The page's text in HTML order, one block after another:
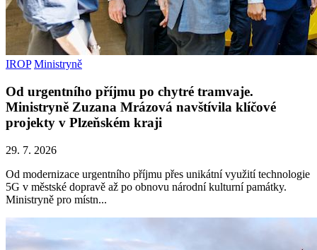
IROP Ministryně
Od urgentního příjmu po chytré tramvaje.
Ministryně Zuzana Mrázová navštívila klíčové
projekty v Plzeňském kraji
29. 7. 2026
Od modernizace urgentního příjmu přes unikátní využití technologie
5G v městské dopravě až po obnovu národní kulturní památky.
Ministryně pro místn...